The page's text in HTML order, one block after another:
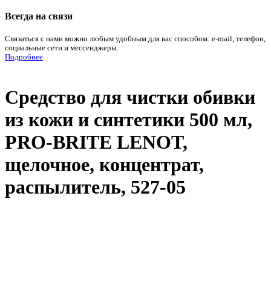
Всегда на связи
Связаться с нами можно любым удобным для вас способом: e-mail, телефон,
социальные сети и мессенджеры.
Подробнее
Средство для чистки обивки
из кожи и синтетики 500 мл,
PRO-BRITE LENOT,
щелочное, концентрат,
распылитель, 527-05